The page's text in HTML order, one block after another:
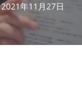
2021年11月27日